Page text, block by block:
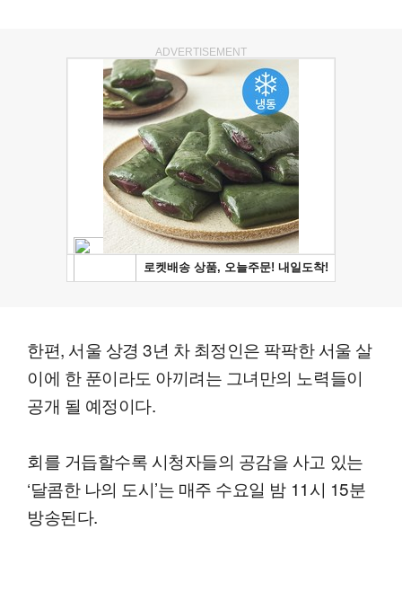
ADVERTISEMENT
한편, 서울 상경 3년 차 최정인은 팍팍한 서울 살
이에 한 푼이라도 아끼려는 그녀만의 노력들이
공개 될 예정이다.
회를 거듭할수록 시청자들의 공감을 사고 있는
‘달콤한 나의 도시’는 매주 수요일 밤 11시 15분
방송된다.